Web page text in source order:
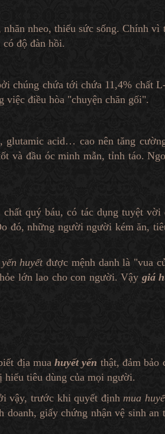
nheo, thiếu sức sống. Chính
có độ đàn hồi.
chúng chứa tới chứa 11,4% chất
việc điều hòa "chuyện chăn gối".
glutamic acid… cao nên tăng
và đầu óc minh mẫn, tỉnh táo.
quý báu, có tác dụng tuyệt
đó, những người người kém ăn,
yến huyếtđược mệnh danh là "vua
lớn lao cho con người. Vậy giá
địa mua huyết yến thật, đảm bảo
tiêu dùng của mọi người.
vậy, trước khi quyết định mua
giấy chứng nhận vệ sinh an